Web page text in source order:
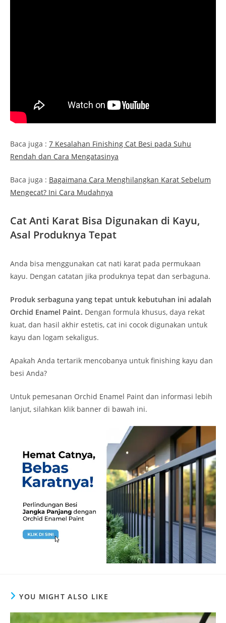
Baca juga : 7 Kesalahan Finishing Cat Besi pada Suhu
Rendah dan Cara Mengatasinya
Baca juga : Bagaimana Cara Menghilangkan Karat Sebelum
Mengecat? Ini Cara Mudahnya
Cat Anti Karat Bisa Digunakan di Kayu,
Asal Produknya Tepat
Anda bisa menggunakan cat nati karat pada permukaan
kayu. Dengan catatan jika produknya tepat dan serbaguna.
Produk serbaguna yang tepat untuk kebutuhan ini adalah
Orchid Enamel Paint. Dengan formula khusus, daya rekat
kuat, dan hasil akhir estetis, cat ini cocok digunakan untuk
kayu dan logam sekaligus.
Apakah Anda tertarik mencobanya untuk finishing kayu dan
besi Anda?
Untuk pemesanan Orchid Enamel Paint dan informasi lebih
lanjut, silahkan klik banner di bawah ini.
YOU MIGHT ALSO LIKE